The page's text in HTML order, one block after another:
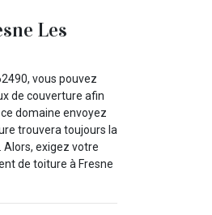
Les
vous pouvez
de couverture afin
domaine envoyez
trouvera toujours la
exigez votre
de toiture à Fresne